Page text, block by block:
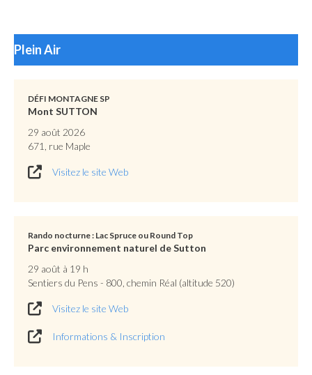
Plein Air
DÉFI MONTAGNE SP
Mont SUTTON
29 août 2026
671, rue Maple
Visitez le site Web
Rando nocturne : Lac Spruce ou Round Top
Parc environnement naturel de Sutton
29 août à 19 h
Sentiers du Pens - 800, chemin Réal (altitude 520)
Visitez le site Web
Informations & Inscription